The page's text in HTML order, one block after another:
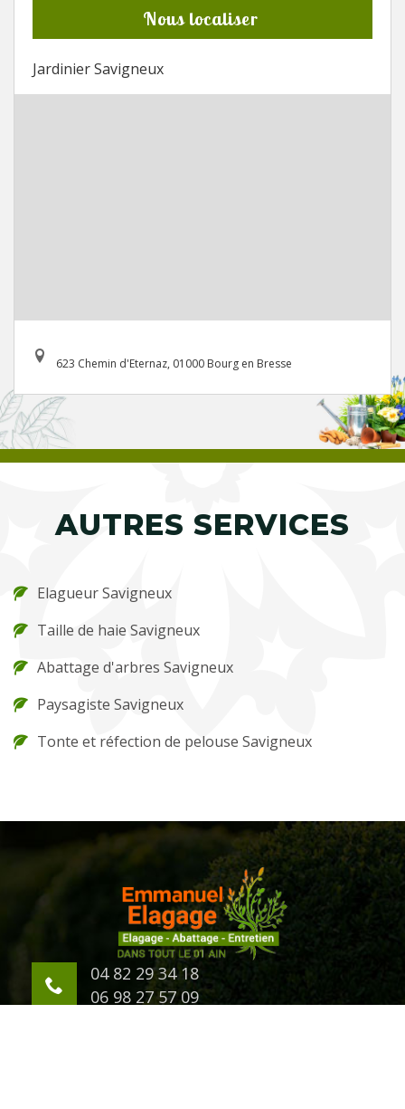
Nous localiser
Jardinier Savigneux
623 Chemin d'Eternaz, 01000 Bourg en Bresse
AUTRES SERVICES
Elagueur Savigneux
Taille de haie Savigneux
Abattage d'arbres Savigneux
Paysagiste Savigneux
Tonte et réfection de pelouse Savigneux
04 82 29 34 18
06 98 27 57 09